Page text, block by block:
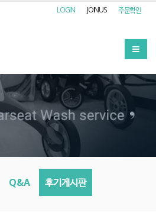
LOGIN JOINUS 주문확인
Q&A 후기게시판